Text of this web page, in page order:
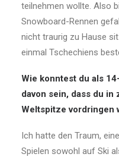
teilnehmen wollte. Also
Snowboard-Rennen
nicht traurig zu Hause
einmal Tschechiens
Wie konntest du als
davon sein, dass du
Weltspitze vordringen
Ich hatte den Traum,
Spielen sowohl auf Ski